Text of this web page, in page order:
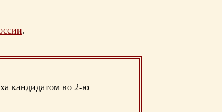
.
кандидатом во 2-ю